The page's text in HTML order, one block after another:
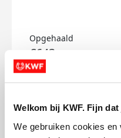
Welkom bij KWF. Fijn
We gebruiken cookies
Opgehaald
€643
Doneer